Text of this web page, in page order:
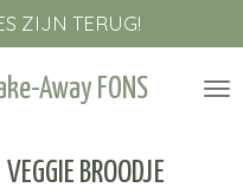
Away FONS
ZIJN TERUG!
VEGGIE BROODJE